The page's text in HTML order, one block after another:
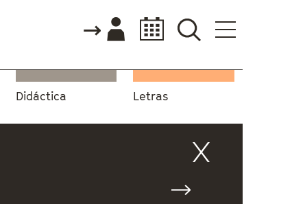
Didáctica Letras